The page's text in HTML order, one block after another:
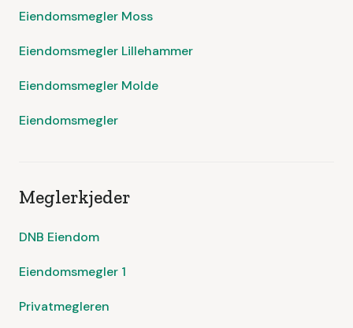
Eiendomsmegler Moss
Eiendomsmegler Lillehammer
Eiendomsmegler Molde
Eiendomsmegler
Meglerkjeder
DNB Eiendom
Eiendomsmegler 1
Privatmegleren